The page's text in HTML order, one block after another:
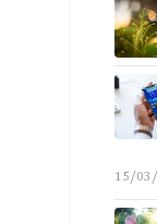
15/03/